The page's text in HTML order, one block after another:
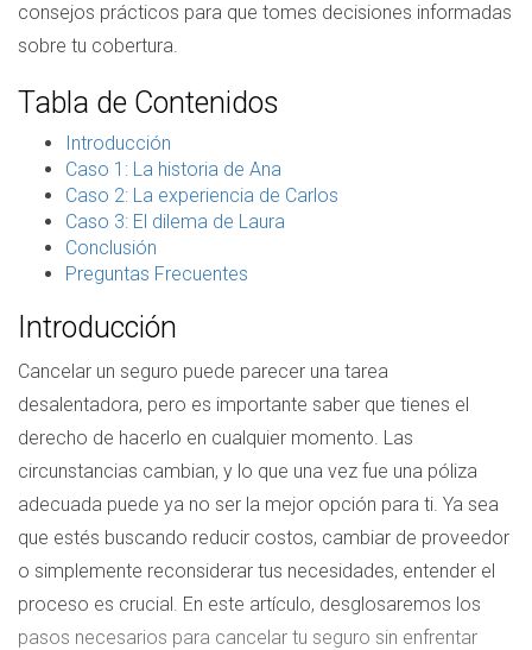
consejos prácticos para que tomes decisiones informadas
sobre tu cobertura.
Tabla de Contenidos
Introducción
Caso 1: La historia de Ana
Caso 2: La experiencia de Carlos
Caso 3: El dilema de Laura
Conclusión
Preguntas Frecuentes
Introducción
Cancelar un seguro puede parecer una tarea
desalentadora, pero es importante saber que tienes el
derecho de hacerlo en cualquier momento. Las
circunstancias cambian, y lo que una vez fue una póliza
adecuada puede ya no ser la mejor opción para ti. Ya sea
que estés buscando reducir costos, cambiar de proveedor
o simplemente reconsiderar tus necesidades, entender el
proceso es crucial. En este artículo, desglosaremos los
pasos necesarios para cancelar tu seguro sin enfrentar